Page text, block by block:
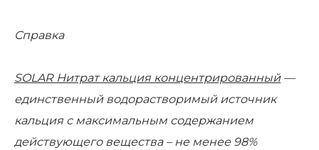
Справка
SOLAR Нитрат кальция концентрированный—
единственный водорастворимый источник
кальция с максимальным содержанием
действующего вещества – не менее 98%